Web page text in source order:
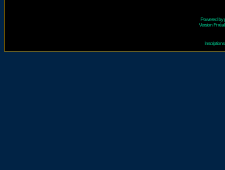
Powered by
Version Fr